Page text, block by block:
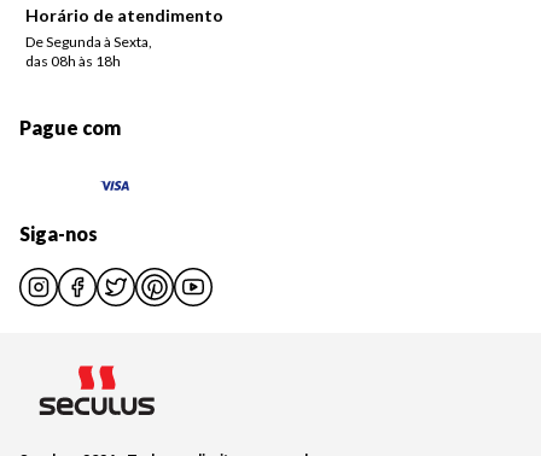
Horário de atendimento
De Segunda à Sexta,
das 08h às 18h
Pague com
Siga-nos